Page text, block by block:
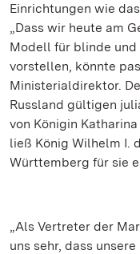
Einrichtungen wie
„Dass wir heute am
Modell für blinde
vorstellen, könnte
Ministerialdirektor.
Russland gültigen
von Königin Katharina
ließ König Wilhelm I.
Württemberg für sie
„Als Vertreter der
uns sehr, dass